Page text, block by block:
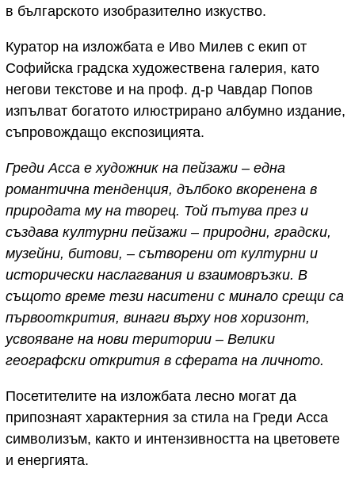
в българското изобразително изкуство.
Куратор на изложбата е Иво Милев с екип от
Софийска градска художествена галерия, като
негови текстове и на проф. д-р Чавдар Попов
изпълват богатото илюстрирано албумно издание,
съпровождащо експозицията.
Греди Асса е художник на пейзажи – една
романтична тенденция, дълбоко вкоренена в
природата му на творец. Той пътува през и
създава културни пейзажи – природни, градски,
музейни, битови, – сътворени от културни и
исторически наслагвания и взаимовръзки. В
същото време тези наситени с минало срещи са
първооткрития, винаги върху нов хоризонт,
усвояване на нови територии – Велики
географски открития в сферата на личното.
Посетителите на изложбата лесно могат да
припознаят характерния за стила на Греди Асса
символизъм, както и интензивността на цветовете
и енергията.